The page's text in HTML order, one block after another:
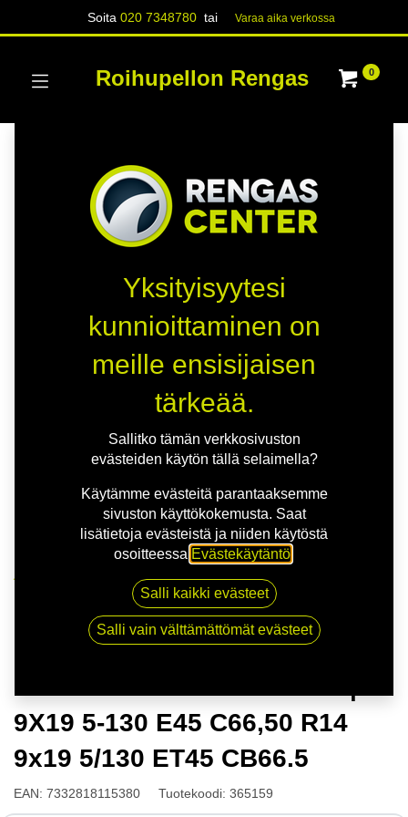
Soita020 7348780 tai Varaa aika verk​​​​ossa
Roihupellon Rengas 0
NITRO TURISMO FF G.BLK | 9X19 5-130 E45 C66,50
R14 9x19 5/130 ET45 CB66.5
9X19 5-130 E45 C66,50 R14
9x19 5/130 ET45 CB66.5
EAN: 7332818115380 Tuotekoodi: 365159
Yksityisyytesi
kunnioittaminen on
meille ensisijaisen
tärkeää.
Sallitko tämän verkkosivuston
evästeiden käytön tällä selaimella?
Käytämme evästeitä parantaaksemme
sivuston käyttökokemusta. Saat
lisätietoja evästeistä ja niiden käytöstä
osoitteessa Evästekäytäntö
Salli kaikki evästeet
Salli vain välttämättömät evästeet